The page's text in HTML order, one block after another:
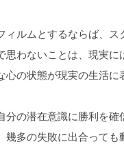
ルムとするならば、ス
思わないことは、現実
心の状態が現実の生活に
の潜在意識に勝利を確
幾多の失敗に出合って